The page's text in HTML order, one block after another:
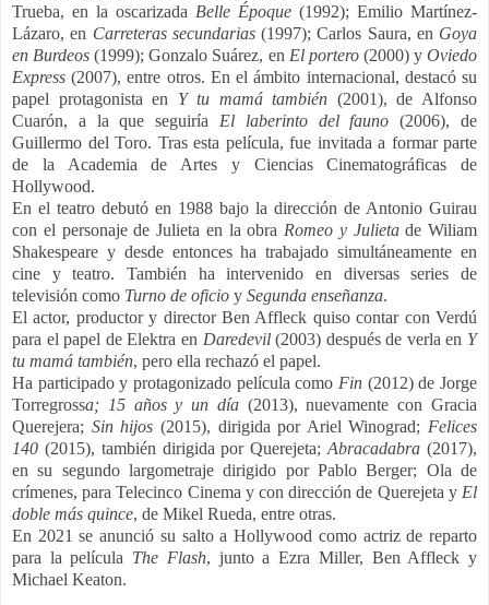
Trueba, en la oscarizada Belle Époque (1992); Emilio Martínez-
Lázaro, en Carreteras secundarias (1997); Carlos Saura, en Goya
en Burdeos(1999); Gonzalo Suárez, en El portero(2000) yOviedo
Express(2007), entre otros. En el ámbito internacional, destacó su
papel protagonista en Y tu mamá también (2001), de Alfonso
Cuarón, a la que seguiría El laberinto del fauno (2006), de
Guillermo del Toro. Tras esta película, fue invitada a formar parte
de la Academia de Artes y Ciencias Cinematográficas de
Hollywood.
En el teatro debutó en 1988 bajo la dirección de Antonio Guirau
con el personaje de Julieta en la obra Romeo y Julietade Wiliam
Shakespeare y desde entonces ha trabajado simultáneamente en
cine y teatro. También ha intervenido en diversas series de
televisión como Turno de oficio y Segunda enseñanza.
El actor, productor y director Ben Affleck quiso contar con Verdú
para el papel de Elektra en Daredevil(2003) después de verla en Y
tu mamá también, pero ella rechazó el papel.
Ha participado y protagonizado película como Fin (2012) de Jorge
Torregrossa;​ 15 años y un día(2013), nuevamente con Gracia
Querejera; Sin hijos (2015), dirigida por Ariel Winograd; Felices
140 (2015), también dirigida por Querejeta;Abracadabra (2017),
en su segundo largometraje dirigido por Pablo Berger; Ola de
crímenes, para Telecinco Cinema y con dirección de Querejeta​ y El
doble más quince, de Mikel Rueda, entre otras.
En 2021 se anunció su salto a Hollywood como actriz de reparto
para la película The Flash, junto a Ezra Miller, Ben Affleck y
Michael Keaton.